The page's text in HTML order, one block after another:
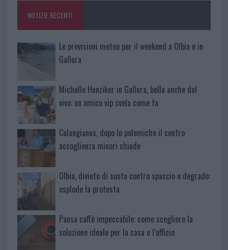
NOTIZIE RECENTI
Le previsioni meteo per il weekend a Olbia e in
Gallura
Michelle Hunziker in Gallura, bella anche dal
vivo: un amico vip svela come fa
Calangianus, dopo le polemiche il centro
accoglienza minori chiude
Olbia, divieto di sosta contro spaccio e degrado:
esplode la protesta
Pausa caffè impeccabile: come scegliere la
soluzione ideale per la casa e l’ufficio